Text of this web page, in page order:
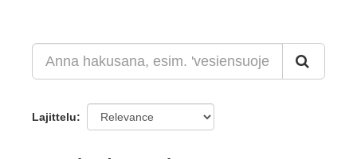
Lajittelu